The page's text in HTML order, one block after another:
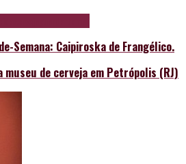
Semana: Caipiroska de Frangélico.
museu de cerveja em Petrópolis (RJ)